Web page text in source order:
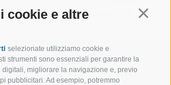
cookie e altre
selezionate utilizziamo cookie e
strumenti sono essenziali per garantire la
migliorare la navigazione e, previo
pubblicitari. Ad esempio, potremmo
con professionalità.